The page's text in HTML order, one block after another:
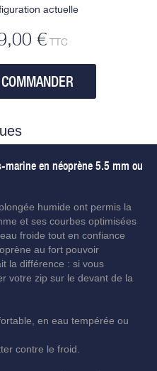
actuelle
€ TTC
COMMANDER
marine en néoprène 5.5 mm ou
humide ont permis la
et ses courbes optimisées
froide tout en confiance
au fort pouvoir
la différence : si vous
votre zip sur le devant de la
en eau tempérée ou
contre le froid.